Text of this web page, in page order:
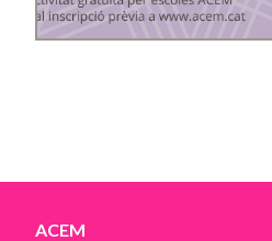
ACEM